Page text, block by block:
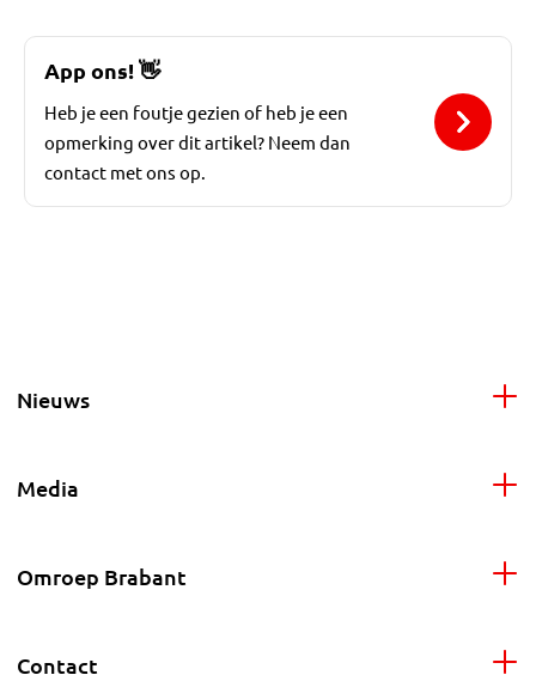
App ons!👋
Heb je een foutje gezien of heb je een
opmerking over dit artikel? Neem dan
contact met ons op.
Nieuws
Media
Omroep Brabant
Contact